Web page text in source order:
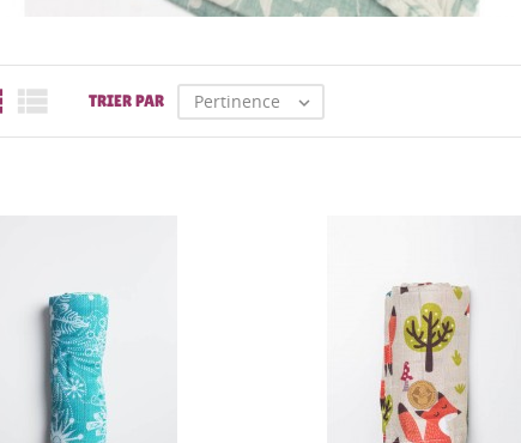
 TRIER PAR Pertinence 